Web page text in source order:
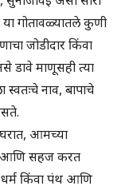
या गोतावळ्यातले कुणी
जोडीदार किंवा
डावे माणूसही त्या
नाव, बापाचे
आमच्या
आणि सहज करत
किंवा पंथ आणि